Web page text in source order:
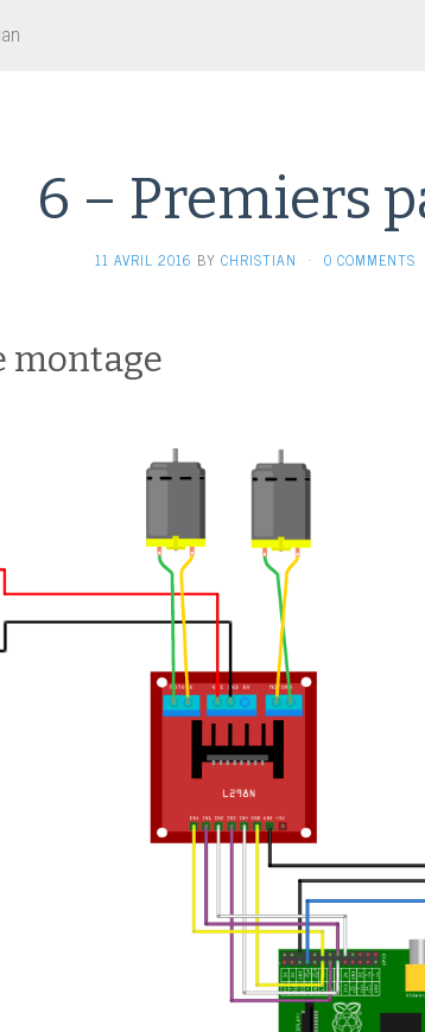
6 – Premiers
11 AVRIL 2016 BY CHRISTIAN · 0 COMMENTS
montage